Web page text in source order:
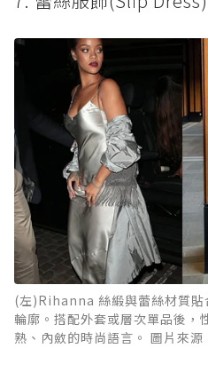
(左)Rihanna 絲緞與蕾絲材質貼
輪廓。搭配外套或層次單品後，
熟、內斂的時尚語言。 圖片來